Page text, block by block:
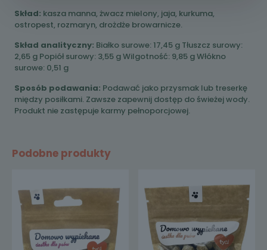
Skład: kasza manna, żwacz mielony, jaja, kurkuma,
ostropest, rozmaryn, drożdże browarnicze.
Skład analityczny: Białko surowe: 17,45 g Tłuszcz surowy:
2,65 g Popiół surowy: 3,55 g Wilgotność: 9,85 g Włókno
surowe: 0,51 g
Sposób podawania: Podawać jako przysmak lub treserkę
między posiłkami. Zawsze zapewnij dostęp do świeżej wody.
Produkt nie zastępuje karmy pełnoporcjowej.
Podobne produkty